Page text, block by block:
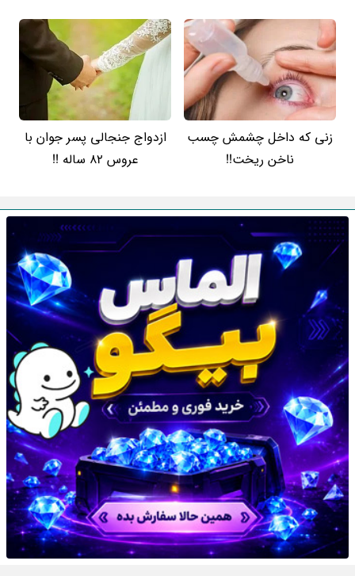
زنی که داخل چشمش چسب
ناخن ریخت!!
ازدواج جنجالی پسر جوان با
عروس 82 ساله !!